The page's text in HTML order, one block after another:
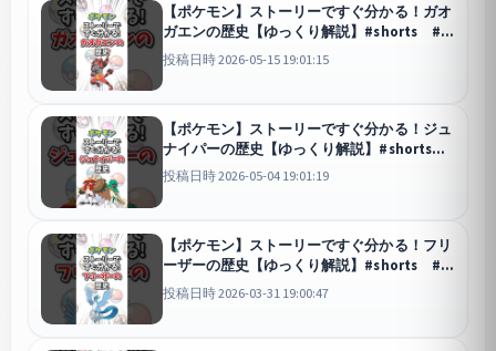
【ポケモン】ストーリーですぐ分かる！ガオ
ガエンの歴史【ゆっくり解説】#shorts #ポ
ケモン
投稿日時 2026-05-15 19:01:15
【ポケモン】ストーリーですぐ分かる！ジュ
ナイパーの歴史【ゆっくり解説】#shorts #
ポケモン
投稿日時 2026-05-04 19:01:19
【ポケモン】ストーリーですぐ分かる！フリ
ーザーの歴史【ゆっくり解説】#shorts #ポ
ケモン
投稿日時 2026-03-31 19:00:47